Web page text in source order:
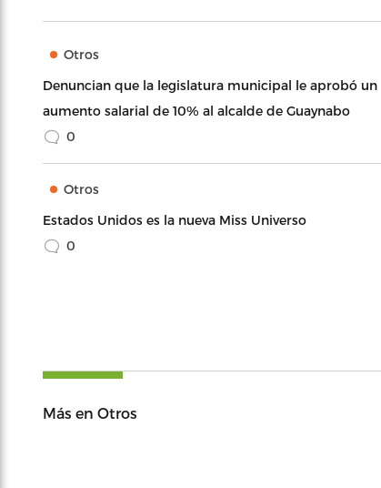
Otros
Denuncian que la legislatura municipal le aprobó un
aumento salarial de 10% al alcalde de Guaynabo
0
Otros
Estados Unidos es la nueva Miss Universo
0
Más en Otros